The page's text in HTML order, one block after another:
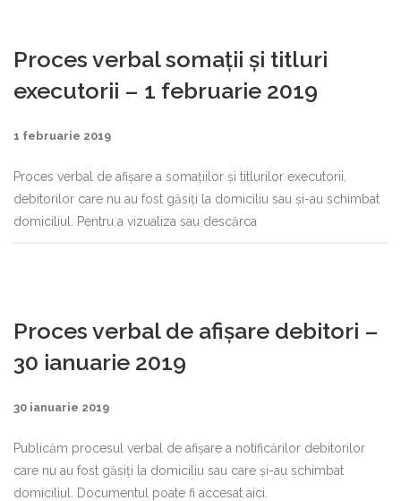
Proces verbal somații și titluri
executorii – 1 februarie 2019
1 februarie 2019
Proces verbal de afișare a somațiilor și titlurilor executorii,
debitorilor care nu au fost găsiți la domiciliu sau și-au schimbat
domiciliul. Pentru a vizualiza sau descărca
Proces verbal de afișare debitori –
30 ianuarie 2019
30 ianuarie 2019
Publicăm procesul verbal de afișare a notificărilor debitorilor
care nu au fost găsiți la domiciliu sau care și-au schimbat
domiciliul. Documentul poate fi accesat aici.